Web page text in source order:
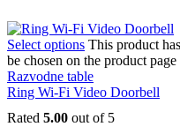
Select options This product
be chosen on the product page
Razvodne table
Ring Wi-Fi Video Doorbell
Rated 5.00 out of 5